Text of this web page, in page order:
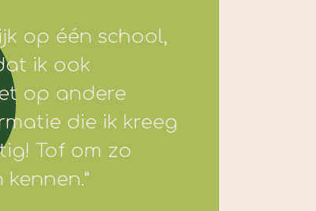
op één school,
ik ook
op andere
die ik kreeg
Tof om zo